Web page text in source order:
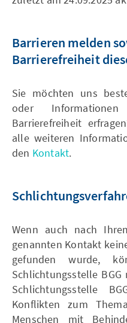
Barrieren melden
Barrierefreiheit
Sie möchten uns
oder
Barrierefreiheit
alle weiteren
den Kontakt.
Wenn auch nach
genannten Kontakt
gefunden wurde,
Schlichtungsstelle BGG
Schlichtungsstelle
Konflikten zum
Menschen mit